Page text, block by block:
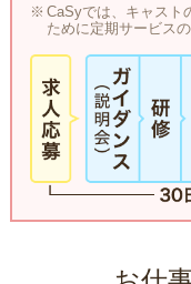
CaSyでは、キャスト
ために定期サービス